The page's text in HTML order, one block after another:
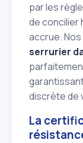
par les
de concilier
accrue.
serrurier
discrète de
La